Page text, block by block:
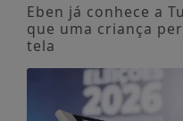
Eben já conhece a
que uma criança
tela